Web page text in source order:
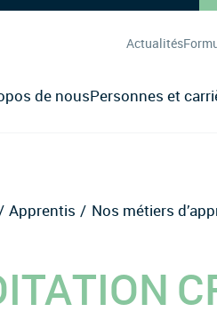
Actualités
de nousPersonnes et
Apprentis
Nos métiers